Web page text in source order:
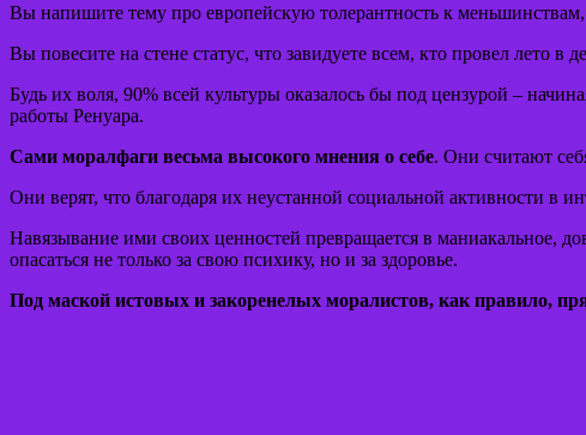
Вы напишите тему про европейскую толерантность к
Вы повесите на стене статус, что завидуете всем, кто провел лето в
Будь их воля, 90% всей культуры оказалось бы под цензурой –
работы Ренуара.
Сами моралфаги весьма высокого мнения о себе. Они считают
Они верят, что благодаря их неустанной социальной активности в
Навязывание ими своих ценностей превращается в маниакальное,
опасаться не только за свою психику, но и за здоровье.
Под маской истовых и закоренелых моралистов, как правило,